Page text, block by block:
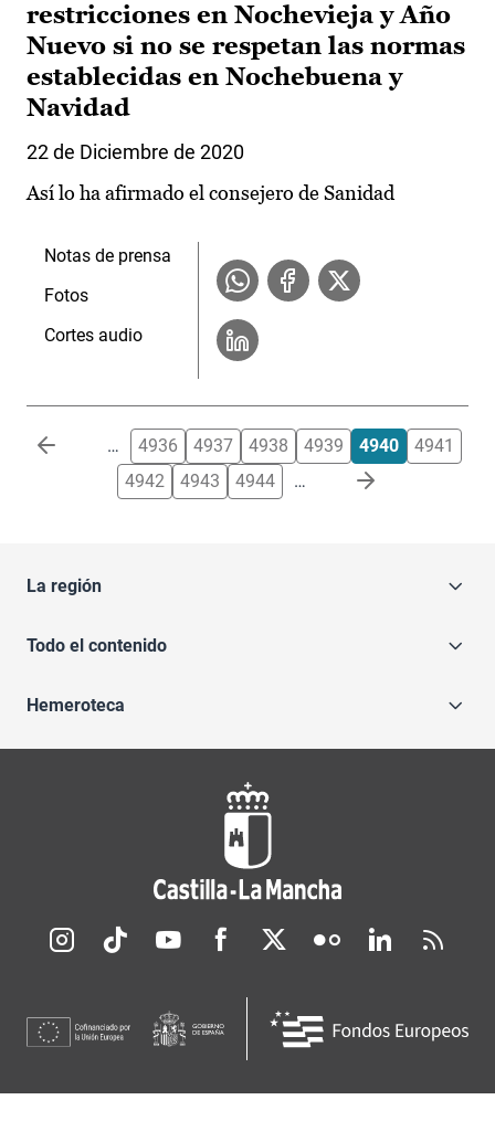
restricciones en Nochevieja y Año
Nuevo si no se respetan las normas
establecidas en Nochebuena y
Navidad
22 de Diciembre de 2020
Así lo ha afirmado el consejero de Sanidad
Notas de prensa
Fotos
Cortes audio
Paginación … 4936 4937 4938 4939 4940
4941
4942
4943 4944 …
La región
Todo el contenido
Hemeroteca
Redes sociales JCCM